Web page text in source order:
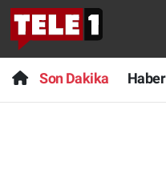
Son Dakika Haber
Anında Manşet
Başka Sohbetler
Son Dakika
Haber
Nöbetçi Eczaneler
Hava Durumu